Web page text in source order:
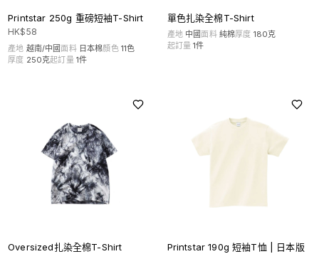
Printstar 250g 重磅短袖T-Shirt
HK$58
產地 越南/中國面料 日本棉顏色 11色
厚度 250克起訂量 1件
單色扎染全棉T-Shirt
產地 中國面料 純棉厚度 180克
起訂量 1件
Oversized扎染全棉T-Shirt Printstar 190g 短袖T恤 | 日本版